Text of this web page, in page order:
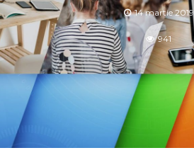
14 martie 2019
941